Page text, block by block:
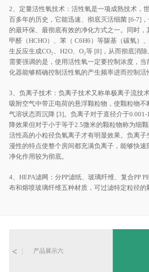
2、定量活性氧技术：活性氧是一项成熟技术，
百多年的历史，它能迅速、彻底灭活细菌 [6-7]
的最环保、最彻底有效的净化方式之一。同时
甲醛（HCHO）、苯（ C6H6）等羰基（碳氧）
生反应生成CO₂、H2O、O₂等 [8]，从而彻底消除
需要强调的是，使用活性氧一定要控制浓度，
化器能够精确控制活性氧的产生频率进而控制活
3、负离子技术：负离子技术又称单极离子流技
吸附空气中带正电荷的悬浮颗粒物，使颗粒物
气溶状态而沉降 [3]。负离子对于直径介于
降效果但对于小于等于2.5微米的颗粒物称为细
活性高的小粒径负氧离子才有明显效果。负离
漫性的特点使整个房间都充满负离子，能够快速
净化作用较为彻底。
4、HEPA滤网：分PP滤纸、玻璃纤维、复合PP
布和熔喷玻璃纤维五种材质，可过滤特定粒径的
产品展示六